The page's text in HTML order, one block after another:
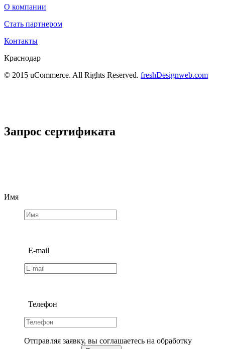
О компании
Стать партнером
Контакты
Краснодар
© 2015 uCommerce. All Rights Reserved. freshDesignweb.com
Запрос сертификата
Имя
E-mail
Телефон
Отправляя заявку, вы соглашаетесь на обработку